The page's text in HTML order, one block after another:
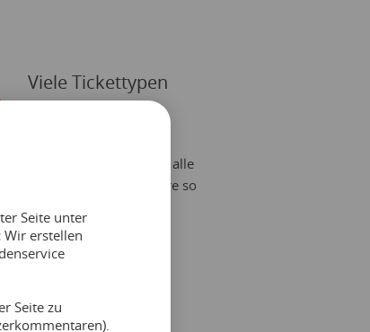
Viele Tickettypen
Tickettypen für alle
an und optimiere so
Seite unter
Wir erstellen
Seite zu